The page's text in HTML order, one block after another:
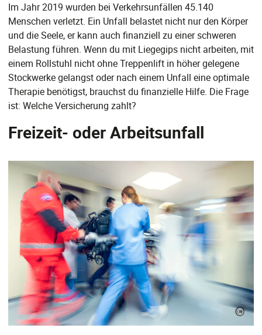
Im Jahr 2019 wurden bei Verkehrsunfällen 45.140
Menschen verletzt. Ein Unfall belastet nicht nur den Körper
und die Seele, er kann auch finanziell zu einer schweren
Belastung führen. Wenn du mit Liegegips nicht arbeiten, mit
einem Rollstuhl nicht ohne Treppenlift in höher gelegene
Stockwerke gelangst oder nach einem Unfall eine optimale
Therapie benötigst, brauchst du finanzielle Hilfe. Die Frage
ist: Welche Versicherung zahlt?
Freizeit- oder Arbeitsunfall
©